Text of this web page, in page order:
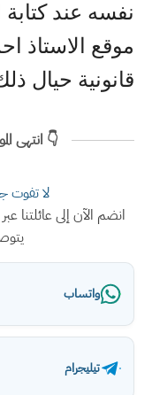
نفسه عند
موقع الاستاذ
قانونية حيال
👇 انتهى
لا تفوت
انضم الآن إلى عائلتنا
واتساب
تيليجرام